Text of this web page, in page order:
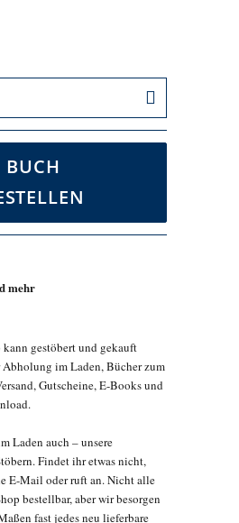
BUCH
mehr
kann gestöbert und gekauft
im Laden, Bücher zum
Gutscheine, E-Books und
Laden auch – unsere
Findet ihr etwas nicht,
E-Mail oder ruft an. Nicht alle
bestellbar, aber wir besorgen
fast jedes neu lieferbare